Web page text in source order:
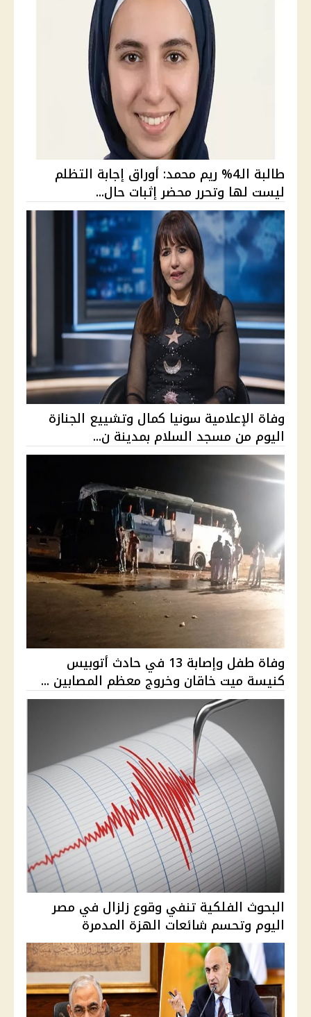
طالبة الـ4% ريم محمد: أوراق إجابة التظلم
ليست لها وتحرر محضر إثبات حال...
وفاة الإعلامية سونيا كمال وتشييع الجنازة
اليوم من مسجد السلام بمدينة ن...
وفاة طفل وإصابة 13 في حادث أتوبيس
كنيسة ميت خاقان وخروج معظم المصابين ...
البحوث الفلكية تنفي وقوع زلزال في مصر
اليوم وتحسم شائعات الهزة المدمرة